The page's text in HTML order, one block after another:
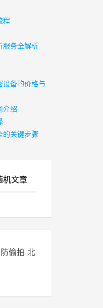
程
务全解析
设备的价格与
介绍
的关键步骤
机文章
偷拍 北